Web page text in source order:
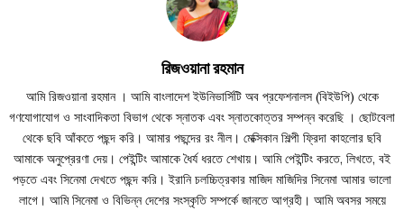
রিজওয়ানা রহমান
আমি রিজওয়ানা রহমান । আমি বাংলাদেশ ইউনিভার্সিটি অব প্রফেশনালস (বিইউপি) থেকে
গণযোগাযোগ ও সাংবাদিকতা বিভাগ থেকে স্নাতক এবং স্নাতকোত্তর সম্পন্ন করেছি । ছোটবেলা
থেকে ছবি আঁকতে পছন্দ করি। আমার পছন্দের রং নীল। মেক্সিকান শিল্পী ফ্রিদা কাহলোর ছবি
আমাকে অনুপ্রেরণা দেয়। পেইন্টিং আমাকে ধৈর্য ধরতে শেখায়। আমি পেইন্টিং করতে, লিখতে, বই
পড়তে এবং সিনেমা দেখতে পছন্দ করি। ইরানি চলচ্চিত্রকার মাজিদ মাজিদির সিনেমা আমার ভালো
লাগে। আমি সিনেমা ও বিভিন্ন দেশের সংস্কৃতি সম্পর্কে জানতে আগ্রহী। আমি অবসর সময়ে